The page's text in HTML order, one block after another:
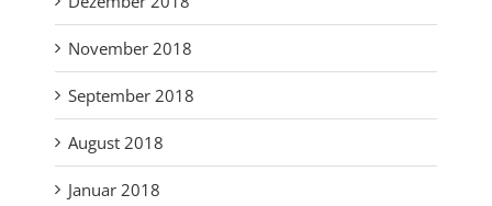
November 2018
September 2018
August 2018
Januar 2018